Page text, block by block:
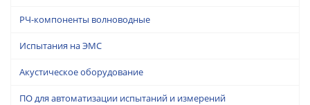
РЧ-компоненты волноводные
Испытания на ЭМС
Акустическое оборудование
ПО для автоматизации испытаний и измерений